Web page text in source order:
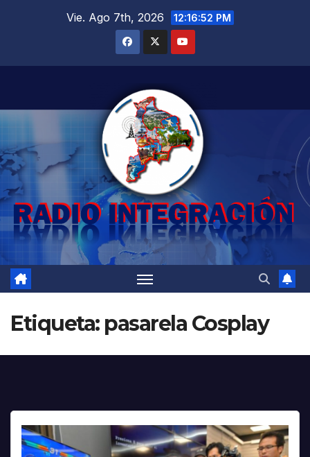
Vie. Ago 7th, 2026 12:16:53 PM
Etiqueta: pasarela Cosplay